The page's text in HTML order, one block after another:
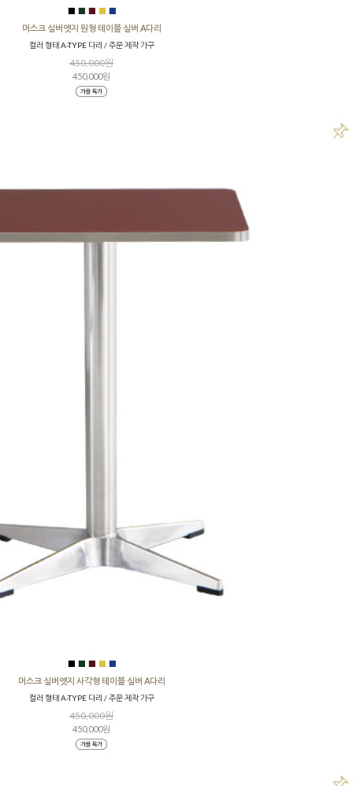
■ ■ ■ ■ ■
머스크 실버엣지 원형 테이블 실버 A다리
컬러 형태 A-TYPE 다리 / 주문 제작 가구
450,000원
450,000원
■ ■ ■ ■ ■
머스크 실버엣지 사각형 테이블 실버 A다리
컬러 형태 A-TYPE 다리 / 주문 제작 가구
450,000원
450,000원